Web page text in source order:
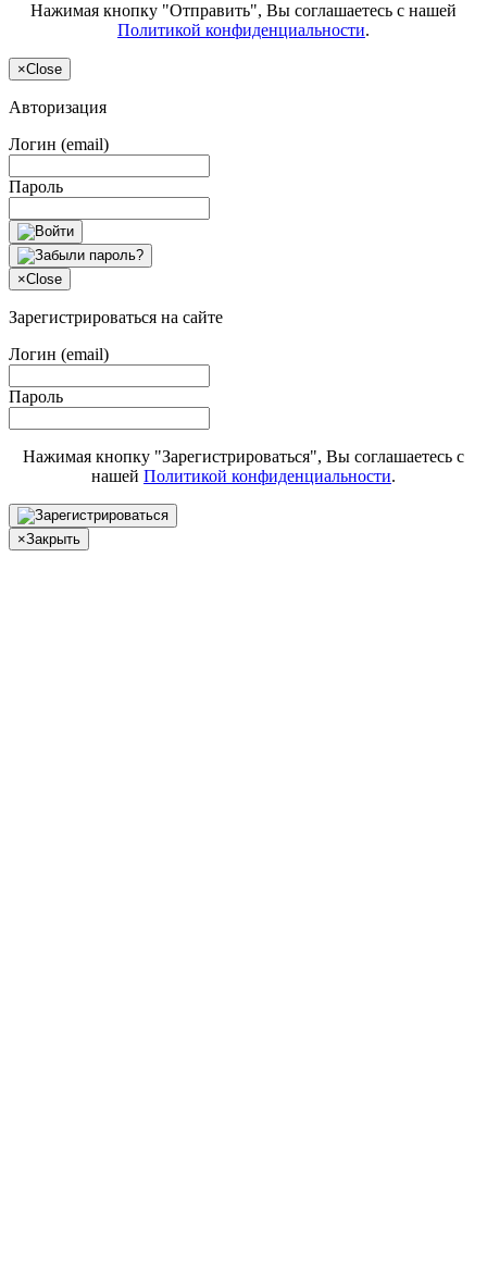
Нажимая кнопку "Отправить", Вы соглашаетесь с нашей
Политикой конфиденциальности.
×Close
Авторизация
Логин (email)
Пароль
×Close
Зарегистрироваться на сайте
Логин (email)
Пароль
Нажимая кнопку "Зарегистрироваться", Вы соглашаетесь с
нашей Политикой конфиденциальности.
×Закрыть